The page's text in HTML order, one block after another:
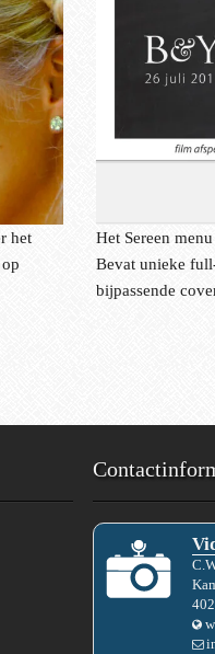
het
Het Sereen
Bevat unieke
bijpassende